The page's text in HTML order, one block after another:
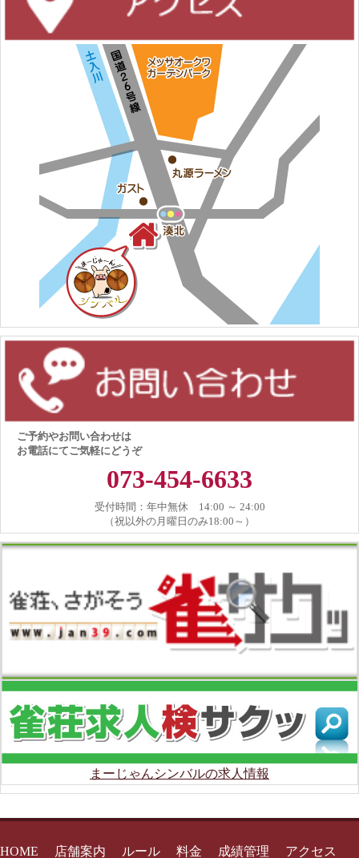
ご予約やお問い合わせは
お電話にてご気軽にどうぞ
073-454-6633
受付時間：年中無休 14:00 ～ 24:00
（祝以外の月曜日のみ18:00～）
まーじゃんシンバルの求人情報
HOME 店舗案内 ルール 料金 成績管理 アクセス